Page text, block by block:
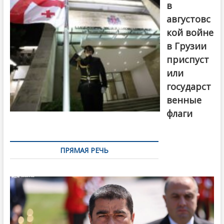
в
августовс
кой войне
в Грузии
приспуст
или
государст
венные
флаги
ПРЯМАЯ РЕЧЬ